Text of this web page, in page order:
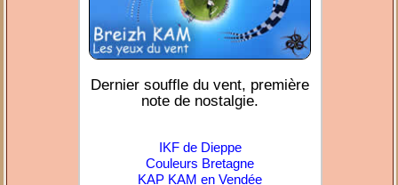
Dernier souffle du vent, première
note de nostalgie.
IKF de Dieppe
Couleurs Bretagne
KAP KAM en Vendée